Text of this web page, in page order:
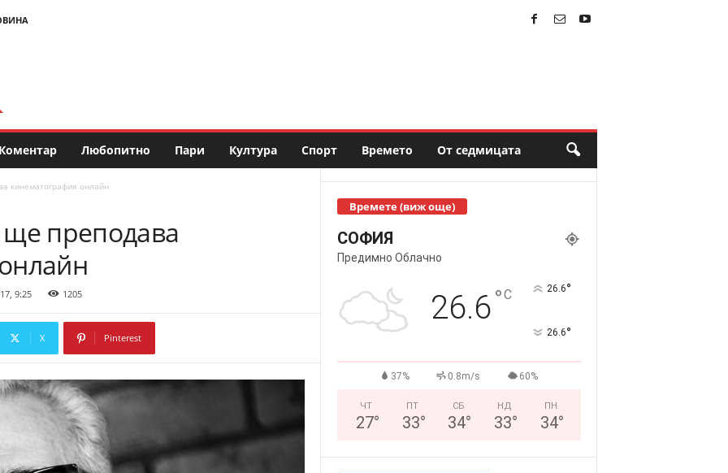
Коментар Любопитно Пари Култура Спорт Времето От седмицата
кинематография онлайн
преподава
9:25 1205
X Pinterest
Времете (виж още)
СОФИЯ
Предимно Облачно
26.6°C 26.6°
26.6°
37% 0.8m/s 60%
ЧТ
27°
ПТ
33°
СБ
34°
НД
33°
ПН
34°